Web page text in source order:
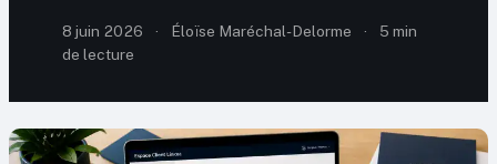
8 juin 2026 · Éloïse Maréchal-Delorme ·
5 min
de lecture